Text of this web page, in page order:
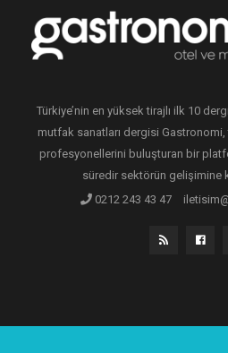
Türkiye’nin en yüksek tirajlı ilk 10
mutfak sanatları dergisi
profesyonellerini buluşturan bir
süredir sektörün gelişimine
0212 243 43 47